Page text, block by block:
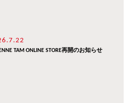
TAM ONLINE STORE再開のお知らせ